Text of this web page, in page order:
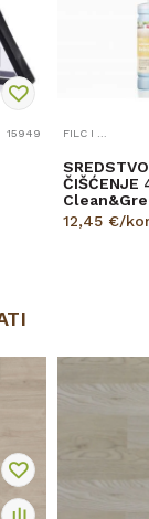
15949
ČIŠĆENJE
LAMINAT
12,45 €/